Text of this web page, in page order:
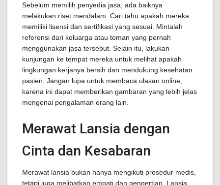
Sebelum memilih penyedia jasa, ada baiknya
melakukan riset mendalam. Cari tahu apakah mereka
memiliki lisensi dan sertifikasi yang sesuai. Mintalah
referensi dari keluarga atau teman yang pernah
menggunakan jasa tersebut. Selain itu, lakukan
kunjungan ke tempat mereka untuk melihat apakah
lingkungan kerjanya bersih dan mendukung kesehatan
pasien. Jangan lupa untuk membaca ulasan online,
karena ini dapat memberikan gambaran yang lebih jelas
mengenai pengalaman orang lain.
Merawat Lansia dengan
Cinta dan Kesabaran
Merawat lansia bukan hanya mengikuti prosedur medis,
tetapi juga melibatkan empati dan pengertian. Lansia